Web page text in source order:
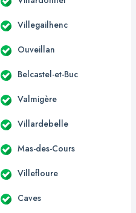
Villegailhenc
Ouveillan
Belcastel-et-Buc
Valmigère
Villardebelle
Mas-des-Cours
Villefloure
Caves